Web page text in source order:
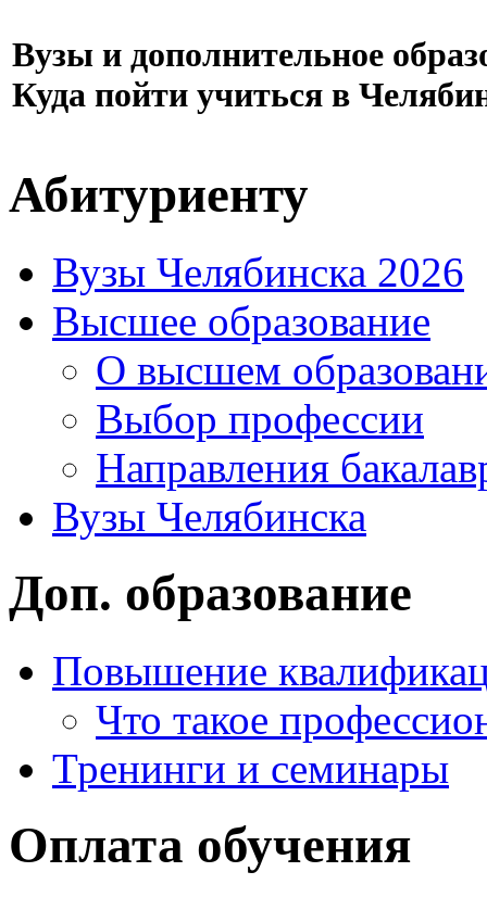
Вузы и дополнительное
Куда пойти учиться в
Абитуриенту
Вузы Челябинска 2026
Высшее образование
О высшем
Выбор профессии
Направления
Вузы Челябинска
Доп. образование
Повышение
Что такое
Тренинги и семинары
Оплата обучения